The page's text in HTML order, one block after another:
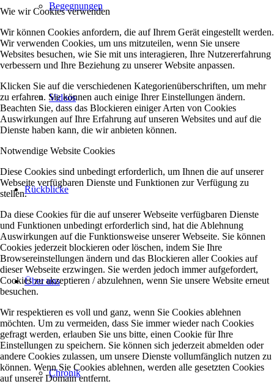
Begegnungen
Videos
Rückblicke
Über uns
Chronik
Wie wir Cookies verwenden
Wir können Cookies anfordern, die auf Ihrem Gerät eingestellt werden.
Wir verwenden Cookies, um uns mitzuteilen, wenn Sie unsere
Websites besuchen, wie Sie mit uns interagieren, Ihre Nutzererfahrung
verbessern und Ihre Beziehung zu unserer Website anpassen.
Klicken Sie auf die verschiedenen Kategorienüberschriften, um mehr
zu erfahren. Sie können auch einige Ihrer Einstellungen ändern.
Beachten Sie, dass das Blockieren einiger Arten von Cookies
Auswirkungen auf Ihre Erfahrung auf unseren Websites und auf die
Dienste haben kann, die wir anbieten können.
Notwendige Website Cookies
Diese Cookies sind unbedingt erforderlich, um Ihnen die auf unserer
Webseite verfügbaren Dienste und Funktionen zur Verfügung zu
stellen.
Da diese Cookies für die auf unserer Webseite verfügbaren Dienste
und Funktionen unbedingt erforderlich sind, hat die Ablehnung
Auswirkungen auf die Funktionsweise unserer Webseite. Sie können
Cookies jederzeit blockieren oder löschen, indem Sie Ihre
Browsereinstellungen ändern und das Blockieren aller Cookies auf
dieser Webseite erzwingen. Sie werden jedoch immer aufgefordert,
Cookies zu akzeptieren / abzulehnen, wenn Sie unsere Website erneut
besuchen.
Wir respektieren es voll und ganz, wenn Sie Cookies ablehnen
möchten. Um zu vermeiden, dass Sie immer wieder nach Cookies
gefragt werden, erlauben Sie uns bitte, einen Cookie für Ihre
Einstellungen zu speichern. Sie können sich jederzeit abmelden oder
andere Cookies zulassen, um unsere Dienste vollumfänglich nutzen zu
können. Wenn Sie Cookies ablehnen, werden alle gesetzten Cookies
auf unserer Domain entfernt.